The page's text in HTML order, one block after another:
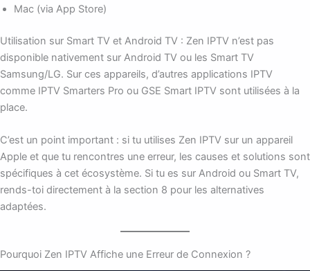
Mac (via App Store)
Utilisation sur Smart TV et Android TV : Zen IPTV n’est pas
disponible nativement sur Android TV ou les Smart TV
Samsung/LG. Sur ces appareils, d’autres applications IPTV
comme IPTV Smarters Pro ou GSE Smart IPTV sont utilisées à la
place.
C’est un point important : si tu utilises Zen IPTV sur un appareil
Apple et que tu rencontres une erreur, les causes et solutions sont
spécifiques à cet écosystème. Si tu es sur Android ou Smart TV,
rends-toi directement à la section 8 pour les alternatives
adaptées.
Pourquoi Zen IPTV Affiche une Erreur de Connexion ?